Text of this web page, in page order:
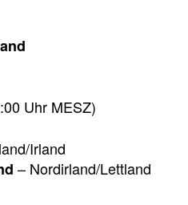
Uhr MESZ)
Irland
– Nordirland/Lettland